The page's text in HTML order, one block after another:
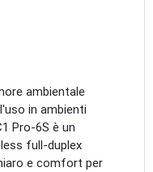
ambientale
in ambienti
Pro-6S è un
full-duplex
e comfort per